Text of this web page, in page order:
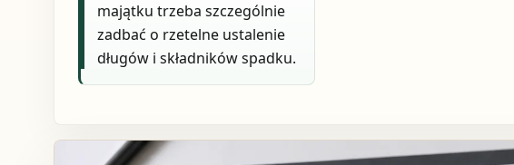
majątku trzeba szczególnie
zadbać o rzetelne ustalenie
długów i składników spadku.